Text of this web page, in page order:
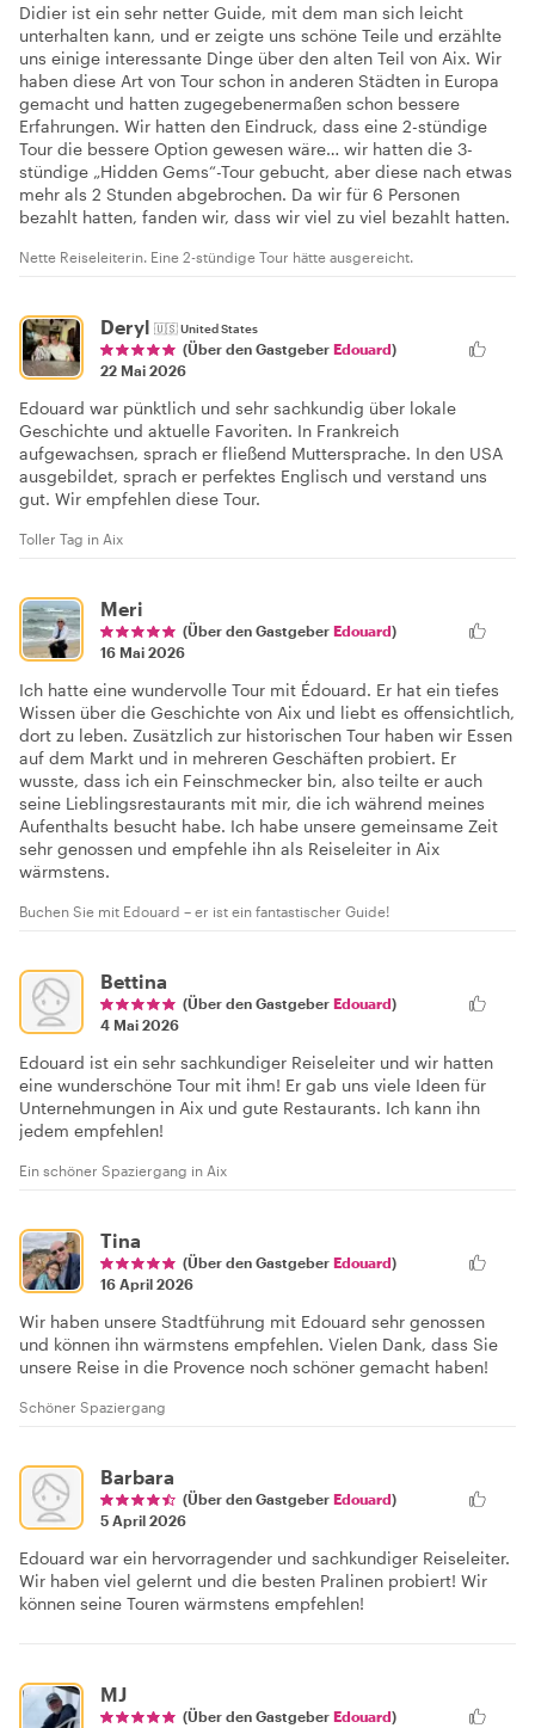
Didier ist ein sehr netter Guide, mit dem man sich leicht
unterhalten kann, und er zeigte uns schöne Teile und erzählte
uns einige interessante Dinge über den alten Teil von Aix. Wir
haben diese Art von Tour schon in anderen Städten in Europa
gemacht und hatten zugegebenermaßen schon bessere
Erfahrungen. Wir hatten den Eindruck, dass eine 2-stündige
Tour die bessere Option gewesen wäre… wir hatten die 3-
stündige „Hidden Gems“-Tour gebucht, aber diese nach etwas
mehr als 2 Stunden abgebrochen. Da wir für 6 Personen
bezahlt hatten, fanden wir, dass wir viel zu viel bezahlt hatten.
Nette Reiseleiterin. Eine 2-stündige Tour hätte ausgereicht.
Deryl 🇺🇸United States
(Über den Gastgeber Edouard)
22 Mai 2026
Edouard war pünktlich und sehr sachkundig über lokale
Geschichte und aktuelle Favoriten. In Frankreich
aufgewachsen, sprach er fließend Muttersprache. In den USA
ausgebildet, sprach er perfektes Englisch und verstand uns
gut. Wir empfehlen diese Tour.
Toller Tag in Aix
Meri
(Über den Gastgeber Edouard)
16 Mai 2026
Ich hatte eine wundervolle Tour mit Édouard. Er hat ein tiefes
Wissen über die Geschichte von Aix und liebt es offensichtlich,
dort zu leben. Zusätzlich zur historischen Tour haben wir Essen
auf dem Markt und in mehreren Geschäften probiert. Er
wusste, dass ich ein Feinschmecker bin, also teilte er auch
seine Lieblingsrestaurants mit mir, die ich während meines
Aufenthalts besucht habe. Ich habe unsere gemeinsame Zeit
sehr genossen und empfehle ihn als Reiseleiter in Aix
wärmstens.
Buchen Sie mit Edouard – er ist ein fantastischer Guide!
Bettina
(Über den Gastgeber Edouard)
4 Mai 2026
Edouard ist ein sehr sachkundiger Reiseleiter und wir hatten
eine wunderschöne Tour mit ihm! Er gab uns viele Ideen für
Unternehmungen in Aix und gute Restaurants. Ich kann ihn
jedem empfehlen!
Ein schöner Spaziergang in Aix
Tina
(Über den Gastgeber Edouard)
16 April 2026
Wir haben unsere Stadtführung mit Edouard sehr genossen
und können ihn wärmstens empfehlen. Vielen Dank, dass Sie
unsere Reise in die Provence noch schöner gemacht haben!
Schöner Spaziergang
Barbara
(Über den Gastgeber Edouard)
5 April 2026
Edouard war ein hervorragender und sachkundiger Reiseleiter.
Wir haben viel gelernt und die besten Pralinen probiert! Wir
können seine Touren wärmstens empfehlen!
MJ
(Über den Gastgeber Edouard)